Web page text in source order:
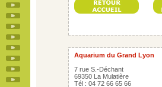
Aquarium du Grand Lyon
7 rue S.-Déchant
69350 La Mulatière
Tél : 04 72 66 65 66